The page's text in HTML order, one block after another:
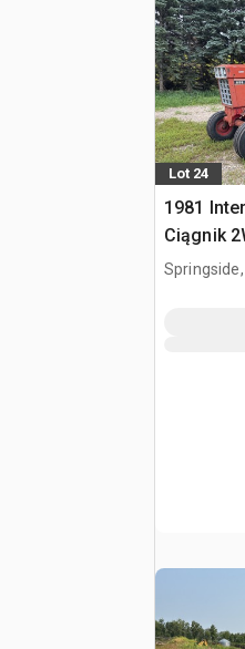
Lot 24
1981
Ciągnik
Springside,